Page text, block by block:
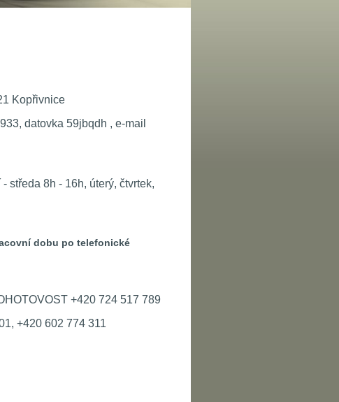
Kopřivnice
datovka 59jbqdh , e-mail
středa 8h - 16h, úterý, čtvrtek,
dobu po telefonické
+420 724 517 789
+420 602 774 311